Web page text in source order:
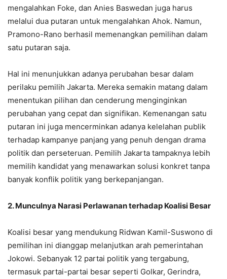
mengalahkan Foke, dan Anies Baswedan juga harus
melalui dua putaran untuk mengalahkan Ahok. Namun,
Pramono-Rano berhasil memenangkan pemilihan dalam
satu putaran saja.
Hal ini menunjukkan adanya perubahan besar dalam
perilaku pemilih Jakarta. Mereka semakin matang dalam
menentukan pilihan dan cenderung menginginkan
perubahan yang cepat dan signifikan. Kemenangan satu
putaran ini juga mencerminkan adanya kelelahan publik
terhadap kampanye panjang yang penuh dengan drama
politik dan perseteruan. Pemilih Jakarta tampaknya lebih
memilih kandidat yang menawarkan solusi konkret tanpa
banyak konflik politik yang berkepanjangan.
2. Munculnya Narasi Perlawanan terhadap Koalisi Besar
Koalisi besar yang mendukung Ridwan Kamil-Suswono di
pemilihan ini dianggap melanjutkan arah pemerintahan
Jokowi. Sebanyak 12 partai politik yang tergabung,
termasuk partai-partai besar seperti Golkar, Gerindra,